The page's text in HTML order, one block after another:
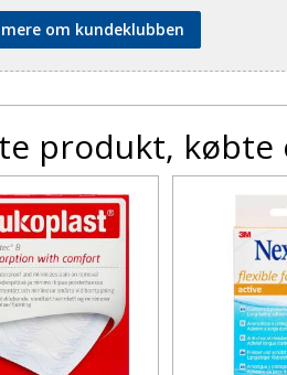
om kundeklubben
produkt, købte